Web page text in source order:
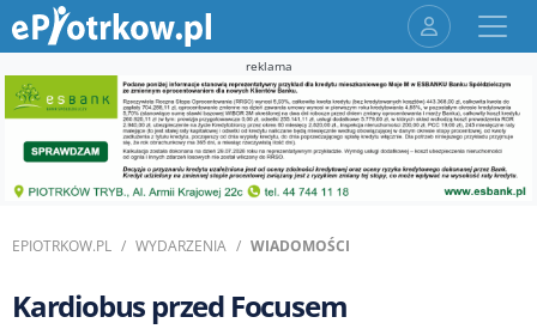
reklama
EPIOTRKOW.PL WYDARZENIA WIADOMOŚCI
Kardiobus przed Focusem